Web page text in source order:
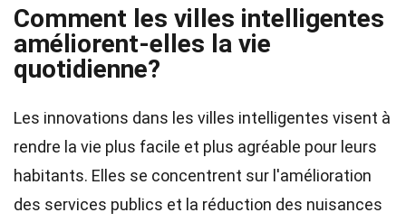
Comment les villes intelligentes
améliorent-elles la vie
quotidienne?
Les innovations dans les villes intelligentes visent à
rendre la vie plus facile et plus agréable pour leurs
habitants. Elles se concentrent sur l'amélioration
des services publics et la réduction des nuisances